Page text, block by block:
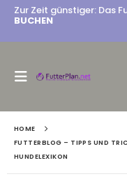
Zur Zeit günstiger: Das
BUCHEN
HOME
FUTTERBLOG – TIPPS UND
HUNDELEXIKON